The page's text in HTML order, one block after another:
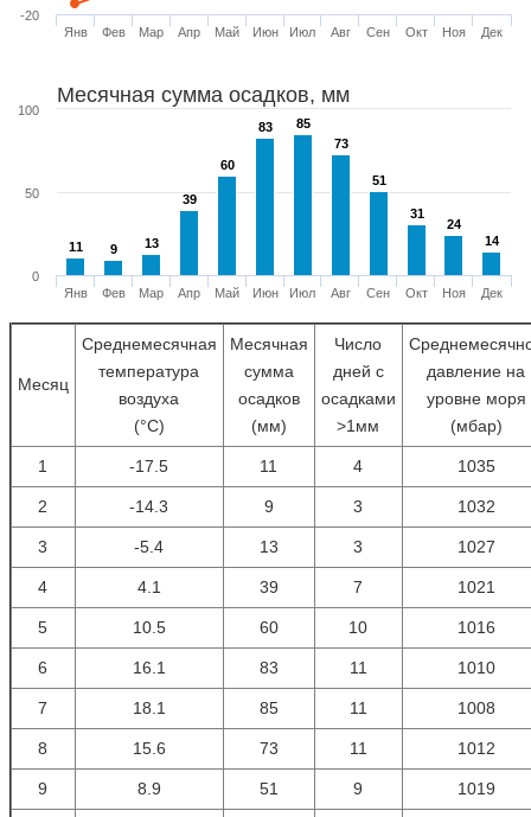
Янв Фев Мар Апр Май Июн Июл Авг Сен Окт Ноя Дек
-20
Месячная сумма осадков, мм
11
11 9
9 13
13
39
39
60
60
83
83 85
85
73
73
51
51
31
31
24
24
14
14
Янв Фев Мар Апр Май Июн Июл Авг Сен Окт Ноя Дек
0
50
100
Месяц
Среднемесячная
температура
воздуха
(°С)
Месячная
сумма
осадков
(мм)
Число
дней с
осадками
>1мм
давление на
уровне моря
(мбар)
1 -17.5 11 4 1035
2 -14.3 9 3 1032
3 -5.4 13 3 1027
4 4.1 39 7 1021
5 10.5 60 10 1016
6 16.1 83 11 1010
7 18.1 85 11 1008
8 15.6 73 11 1012
9 8.9 51 9 1019